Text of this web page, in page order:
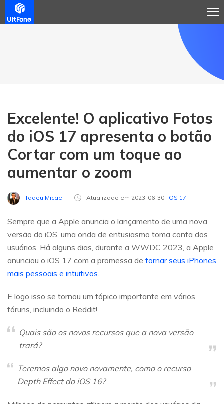
Excelente! O aplicativo Fotos
do iOS 17 apresenta o botão
Cortar com um toque ao
aumentar o zoom
Tadeu Micael Atualizado em 2023-06-30 iOS 17
Sempre que a Apple anuncia o lançamento de uma nova
versão do iOS, uma onda de entusiasmo toma conta dos
usuários. Há alguns dias, durante a WWDC 2023, a Apple
anunciou o iOS 17 com a promessa de tornar seus iPhones
mais pessoais e intuitivos.
E logo isso se tornou um tópico importante em vários
fóruns, incluindo o Reddit!
Quais são os novos recursos que a nova versão
trará?
Teremos algo novo novamente, como o recurso
Depth Effect do iOS 16?